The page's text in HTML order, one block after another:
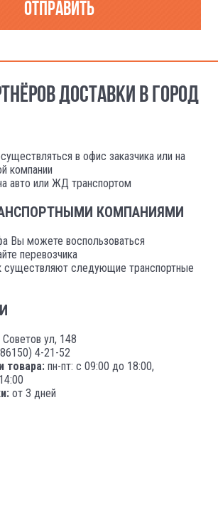
Отправить
ДОСТАВКИ В ГОРОД
в офис заказчика или на
компании
авто или ЖД транспортом
КОМПАНИЯМИ
Вы можете воспользоваться
перевозчика
существляют следующие транспортные
Советов ул, 148
4-21-52
товара: пн-пт: с 09:00 до 18:00,
от 3 дней